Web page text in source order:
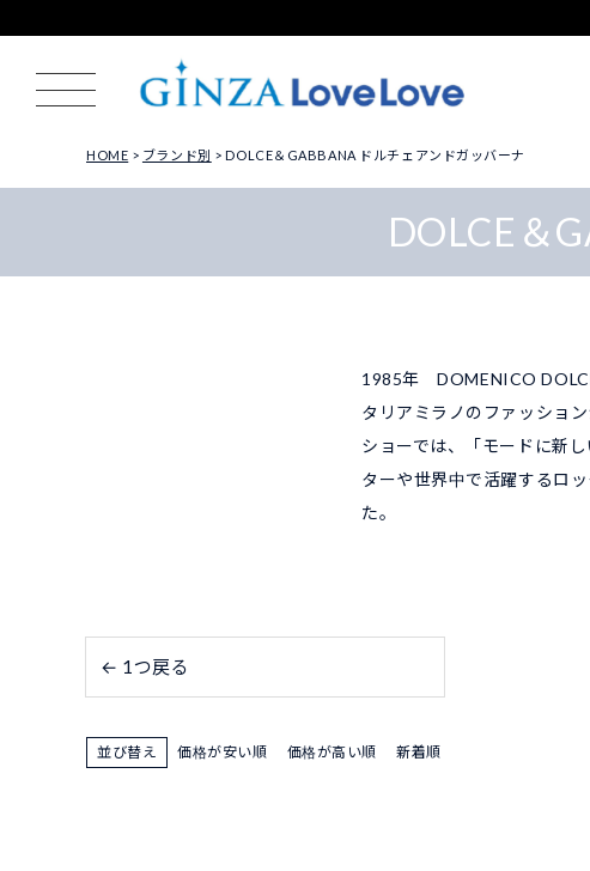
HOME ブランド別 DOLCE＆GABBANA ドルチェアンドガッバーナ
DOLCE＆
1985年 DOMENICO
タリアミラノのファッショ
ショーでは、「モードに新
ターや世界中で活躍するロ
た。
← 1つ戻る
並び替え 価格が安い順 価格が高い順 新着順